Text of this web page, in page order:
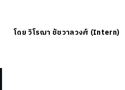
โดยวิโรฌา ชัชวาลวงศ์ (Intern)